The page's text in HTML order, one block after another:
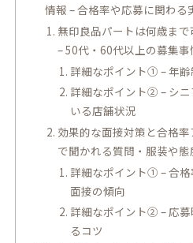
情報 – 合格率や応募に関わる
無印良品パートは何歳ま
– 50代・60代以上の募集
詳細なポイント① – 年
詳細なポイント② – シ
いる店舗状況
効果的な面接対策と合格
で聞かれる質問・服装や態
詳細なポイント① – 合
面接の傾向
詳細なポイント② – 応
るコツ